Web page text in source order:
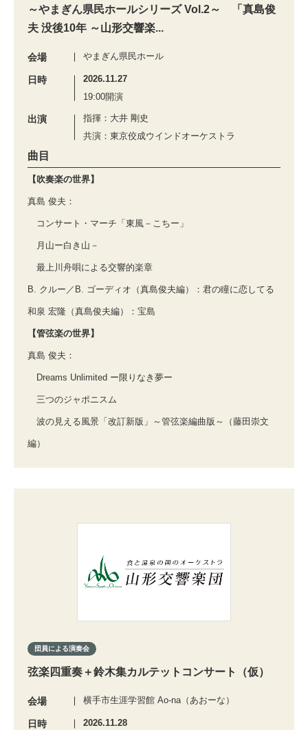
～やまぎん県民ホールシリーズ Vol.2～ 「真島俊
夫 没後10年 ～山形交響楽...
会場 やまぎん県民ホール
日時
2026.11.27
19:00開演
出演
指揮：大井 剛史
共演：東京佼成ウインドオーケストラ
曲目
【吹奏楽の世界】
真島 俊夫：
コンサート・マーチ「東風－こちー」
月山ー白き山－
最上川舟唄による交響的楽章
B. クルー／B. ゴーディオ（真島俊夫編）：君の瞳に恋してる
和泉 宏隆（真島俊夫編）：宝島
【管弦楽の世界】
真島 俊夫：
Dreams Unlimited ー限りなき夢ー
三つのジャポニスム
波の見える風景「改訂新版」～管弦楽編曲版～（藤田崇文
編）
団員による演奏会
弦楽四重奏＋鈴木集カルテットコンサート（仮）
会場 横手市生涯学習館 Ao-na（あおーな）
日時 2026.11.28